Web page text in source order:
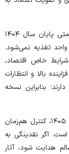
در نهایت، پرونده نقدینگی بیش از ۱۵.۵ هزار همتی پایان سال ۱۴۰۴
تغذیه نمی‌شود.
خاص اقتصاد،
بالا و انتظارات
بنابراین نسخه
جمع‌بندی آنکه؛ مسئله اصلی سیاست پولی در سال ۱۴۰۵، کنترل هم‌زمان
اگر نقدینگی به
هدایت شود، آثار